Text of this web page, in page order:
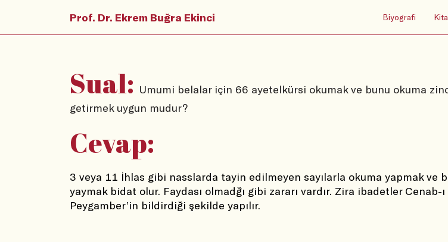
Prof. Dr. Ekrem Buğra Ekinci Biyografi
Sual: Umumi belalar için 66 ayetelkürsi okumak ve bunu okuma
getirmek uygun mudur?
Cevap:
3 veya 11 İhlas gibi nasslarda tayin edilmeyen sayılarla okuma yapmak ve
yaymak bidat olur. Faydası olmadğı gibi zararı vardır. Zira ibadetler Cenab-ı
Peygamber’in bildirdiği şekilde yapılır.